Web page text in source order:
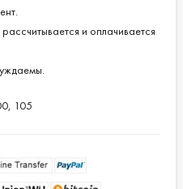
и оплачивается
105